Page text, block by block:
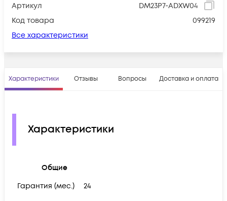
Артикул
DM23P7-ADXW04
Код товара
099219
Все характеристики
Характеристики Отзывы Вопросы Доставка и оплата
Характеристики
Общие
Гарантия (мес.)
24